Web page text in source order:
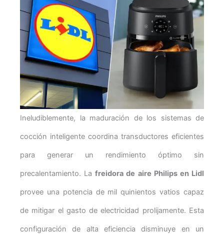
Ineludiblemente, la maduración de los sistemas de
cocción inteligente coordina transductores eficientes
para generar un rendimiento óptimo sin
precalentamiento. Lafreidora de aire Philips en Lidl
provee una potencia de mil quinientos vatios capaz
de mitigar el gasto de electricidad prolijamente. Esta
configuración de alta eficiencia disminuye en un